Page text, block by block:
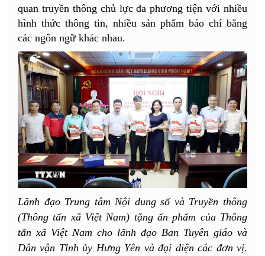
quan truyền thông chủ lực đa phương tiện với nhiều
hình thức thông tin, nhiều sản phẩm báo chí bằng
các ngôn ngữ khác nhau.
Lãnh đạo Trung tâm Nội dung số và Truyền thông
(Thông tấn xã Việt Nam) tặng ấn phẩm của Thông
tấn xã Việt Nam cho lãnh đạo Ban Tuyên giáo và
Dân vận Tỉnh ủy Hưng Yên và đại diện các đơn vị.